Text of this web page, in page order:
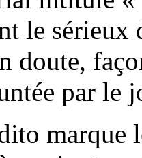
le sérieux
doute,
par le
marque